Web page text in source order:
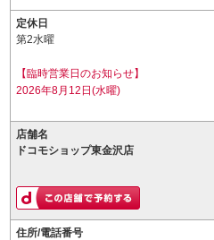
定休日
第2水曜
【臨時営業日のお知らせ】
2026年8月12日(水曜)
店舗名
ドコモショップ東金沢店
住所/電話番号